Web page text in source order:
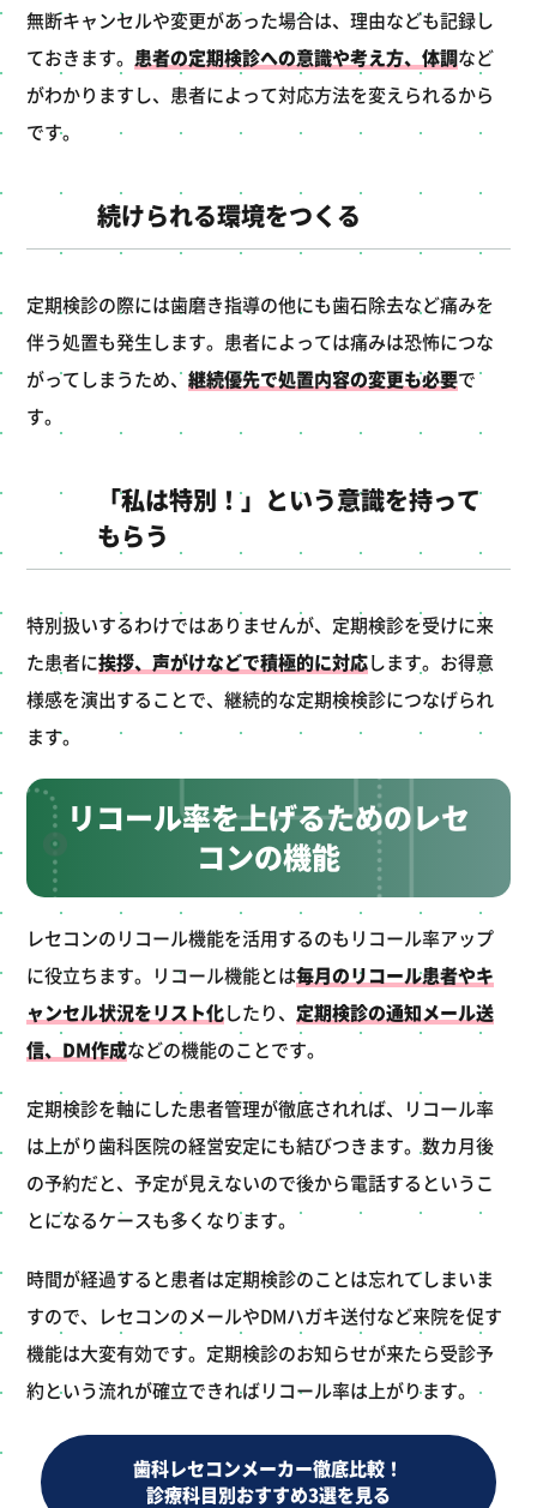
無断キャンセルや変更があった場合は、理由なども記録し
ておきます。 患者の定期検診への意識や考え方、体調など
がわかりますし、患者によって対応方法を変えられるから
です。
続けられる環境をつくる
定期検診の際には歯磨き指導の他にも歯石除去など痛みを
伴う処置も発生します。患者によっては痛みは恐怖につな
がってしまうため、継続優先で処置内容の変更も必要で
す。
「私は特別！」という意識を持って
もらう
特別扱いするわけではありませんが、定期検診を受けに来
た患者に挨拶、声がけなどで積極的に対応します。お得意
様感を演出することで、継続的な定期検検診につなげられ
ます。
リコール率を上げるためのレセ
コンの機能
レセコンのリコール機能を活用するのもリコール率アップ
に役立ちます。リコール機能とは毎月のリコール患者やキ
ャンセル状況をリスト化したり、 定期検診の通知メール送
信、DM作成などの機能のことです。
定期検診を軸にした患者管理が徹底されれば、リコール率
は上がり歯科医院の経営安定にも結びつきます。数カ月後
の予約だと、予定が見えないので後から電話するというこ
とになるケースも多くなります。
時間が経過すると患者は定期検診のことは忘れてしまいま
すので、レセコンのメールやDMハガキ送付など来院を促す
機能は大変有効です。定期検診のお知らせが来たら受診予
約という流れが確立できればリコール率は上がります。
歯科レセコンメーカー徹底比較！
診療科目別おすすめ3選を見る